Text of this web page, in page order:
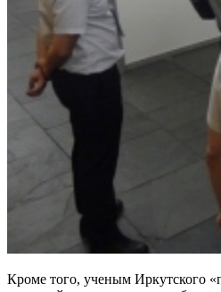
Кроме того, ученым Иркутского